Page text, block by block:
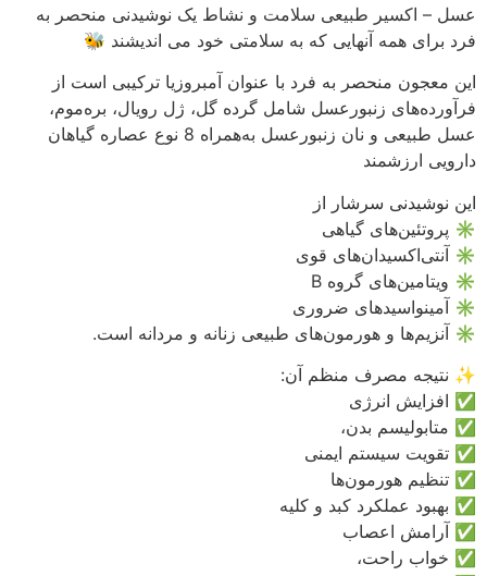
سلامت و نشاط یک نوشیدنی منحصر به
که به سلامتی خود می اندیشند 🐝
با عنوان آمبروزیا ترکیبی است از
شامل گرده گل، ژل رویال، بره‌موم،
عسل طبیعی و نان زنبورعسل به‌همراه 8 نوع عصاره‌ گیاهان
طبیعی زنانه و مردانه است.
آن:
کلیه